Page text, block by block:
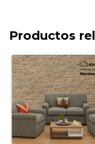
Productos